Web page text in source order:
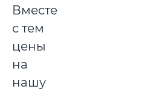
Вместе
с тем
цены
на
нашу